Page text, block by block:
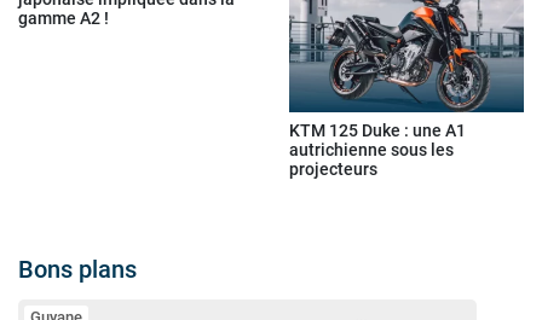
gamme A2 !
KTM 125 Duke : une A1
autrichienne sous les
projecteurs
Bons plans